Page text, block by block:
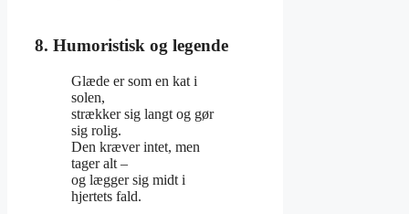
8. Humoristisk og legende
Glæde er som en kat i
solen,
strækker sig langt og gør
sig rolig.
Den kræver intet, men
tager alt –
og lægger sig midt i
hjertets fald.